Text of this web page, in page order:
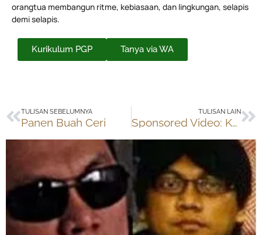
orangtua membangun ritme, kebiasaan, dan lingkungan, selapis
demi selapis.
Kurikulum PGP Tanya via WA
Prev
TULISAN SEBELUMNYA
Panen Buah Ceri
TULISAN LAIN
Sponsored Video: Kampanye Mencegah Diare